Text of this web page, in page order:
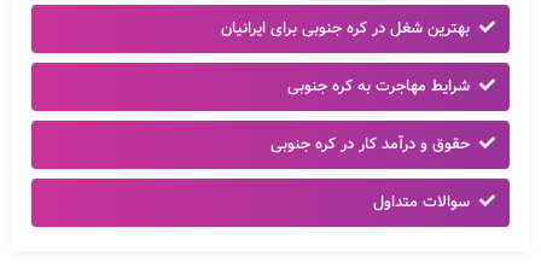
بهترین شغل در کره جنوبی برای ایرانیان
شرایط مهاجرت به کره جنوبی
حقوق و درآمد کار در کره جنوبی
سوالات متداول